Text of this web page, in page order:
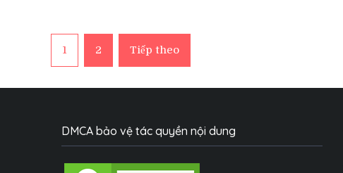
siêu
Phân
trang
bài
1 2 Tiếp theo
DMCA bảo vệ tác quyền nội dung